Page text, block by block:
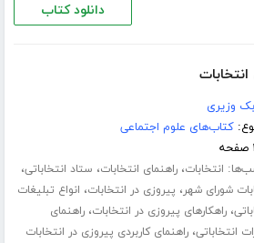
دانلود کتاب
وزیری
کتاب‌های علوم اجتماعی
انتخابات،راهنمای انتخابات، ستاد انتخاباتی،
شورای شهر، پیروزی در انتخابات، انواع تبلیغات
،راهکارهای پیروزی در انتخابات،راهنمای
انتخاباتی،راهنمای کاربردی پیروزی در انتخابات